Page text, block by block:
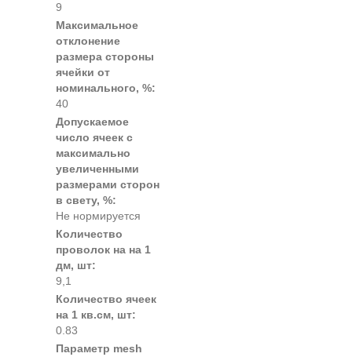
9
Максимальное
отклонение
размера стороны
ячейки от
номинального, %:
40
Допускаемое
число ячеек с
максимально
увеличенными
размерами сторон
в свету, %:
Не нормируется
Количество
проволок на на 1
дм, шт:
9,1
Количество ячеек
на 1 кв.см, шт:
0.83
Параметр mesh